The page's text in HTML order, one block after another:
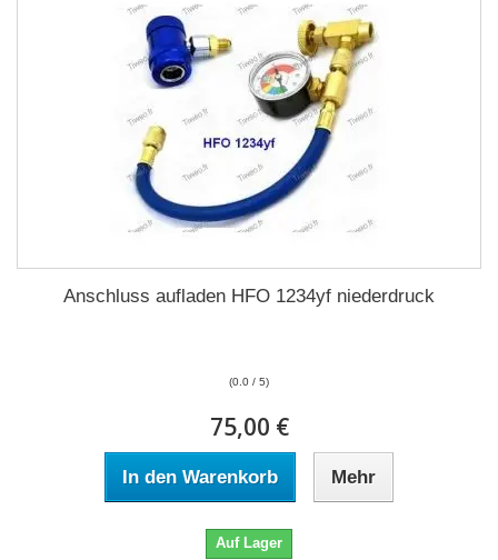
Anschluss aufladen HFO 1234yf niederdruck
(0.0 / 5)
75,00 €
In den Warenkorb Mehr
Auf Lager